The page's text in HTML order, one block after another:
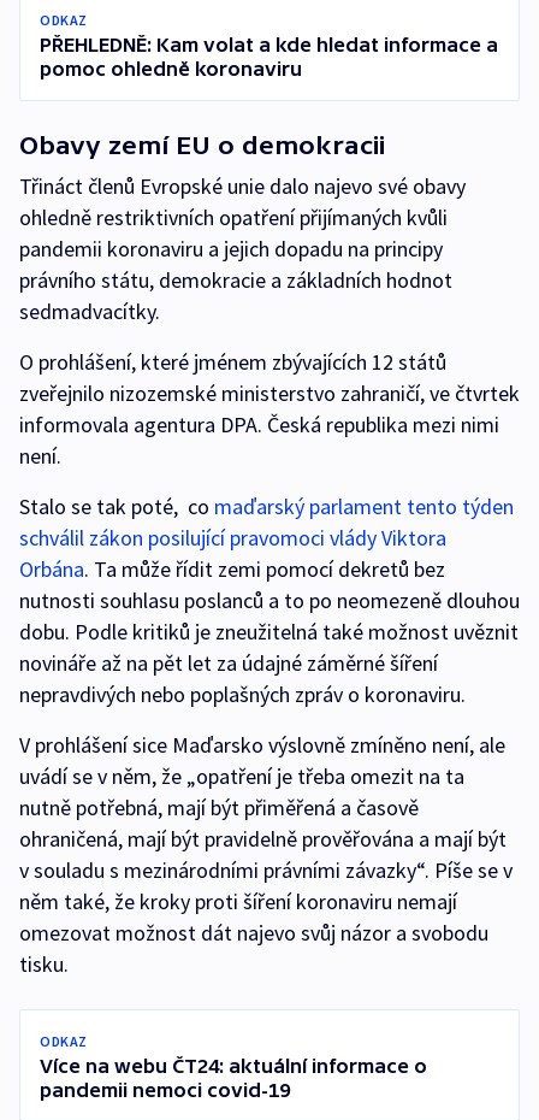
ODKAZ
PŘEHLEDNĚ: Kam volat a kde hledat informace a
pomoc ohledně koronaviru
Obavy zemí EU o demokracii
Třináct členů Evropské unie dalo najevo své obavy
ohledně restriktivních opatření přijímaných kvůli
pandemii koronaviru a jejich dopadu na principy
právního státu, demokracie a základních hodnot
sedmadvacítky.
O prohlášení, které jménem zbývajících 12 států
zveřejnilo nizozemské ministerstvo zahraničí, ve čtvrtek
informovala agentura DPA. Česká republika mezi nimi
není.
Stalo se tak poté, co maďarský parlament tento týden
schválil zákon posilující pravomoci vlády Viktora
Orbána. Ta může řídit zemi pomocí dekretů bez
nutnosti souhlasu poslanců a to po neomezeně dlouhou
dobu. Podle kritiků je zneužitelná také možnost uvěznit
novináře až na pět let za údajné záměrné šíření
nepravdivých nebo poplašných zpráv o koronaviru.
V prohlášení sice Maďarsko výslovně zmíněno není, ale
uvádí se v něm, že „opatření je třeba omezit na ta
nutně potřebná, mají být přiměřená a časově
ohraničená, mají být pravidelně prověřována a mají být
v souladu s mezinárodními právními závazky“. Píše se v
něm také, že kroky proti šíření koronaviru nemají
omezovat možnost dát najevo svůj názor a svobodu
tisku.
ODKAZ
Více na webu ČT24: aktuální informace o
pandemii nemoci covid-19